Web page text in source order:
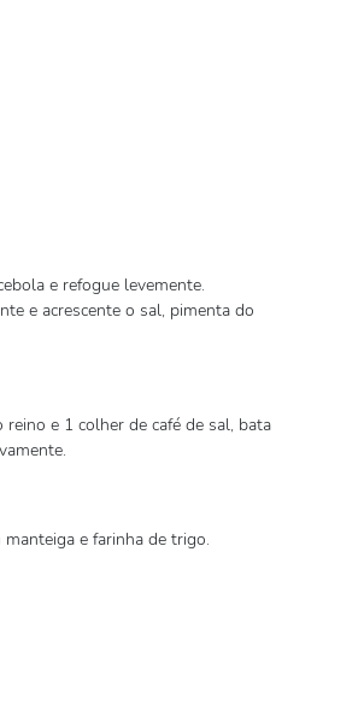
e refogue levemente.
e acrescente o sal, pimenta do
e 1 colher de café de sal, bata
e farinha de trigo.